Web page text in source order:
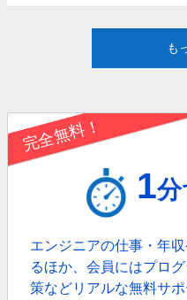
も
完全無料！
1分
エンジニアの仕事・年
るほか、会員にはプロ
策などリアルな無料サポ